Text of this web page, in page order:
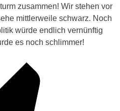
zusammen! Wir stehen vor
mittlerweile schwarz. Noch
würde endlich vernünftig
es noch schlimmer!